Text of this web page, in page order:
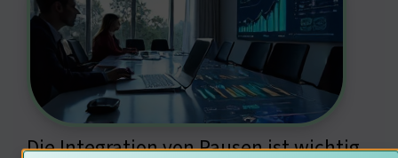
Die Integration von Pausen ist wichtig